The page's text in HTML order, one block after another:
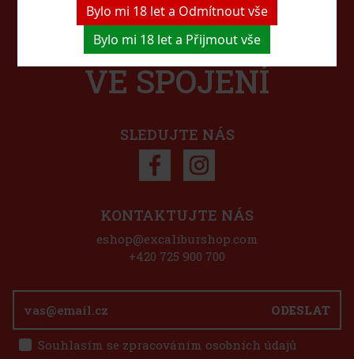
Bylo mi 18 let a Odmítnout vše
Bylo mi 18 let a Přijmout vše
proměnila na novou
tvarů. Vydejte se
je rozkošná směs 6
auto, loď, motorku,
175 Kč
ZŮSTAŇTE S NÁMI
VE SPOJENÍ
SLEDUJTE NÁS
ODESLAT
Souhlasím se zpracováním osobních údajů
KONTAKTUJTE NÁS
eshop@excaliburshop.com
+420 725 900 700